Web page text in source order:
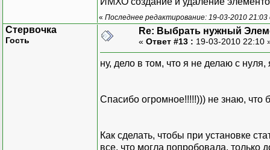
« Последнее редактирование: 19-03-2010
Стервочка
Гость
Re: Выбрать нужный
« Ответ #13 : 19-03-2010 22:10
ну, дело в том, что я не делаю с
Спасибо огромное!!!!!))) не знаю, что
Как сделать, чтобы при установке
все, что могла попробовала, только